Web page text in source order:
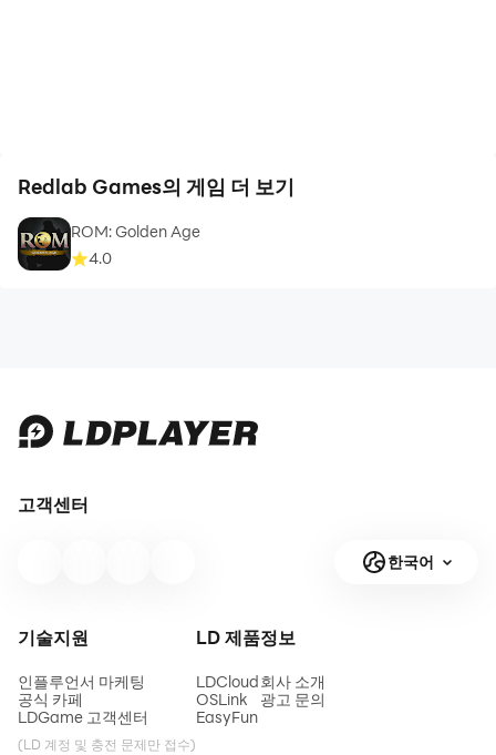
Redlab Games의 게임 더 보기
ROM: Golden Age
4.0
고객센터
한국어
기술지원
인플루언서 마케팅
공식 카페
LDGame 고객센터
(LD 계정 및 충전 문제만 접수)
LD 제품
LDCloud
OSLink
EasyFun
정보
회사 소개
광고 문의